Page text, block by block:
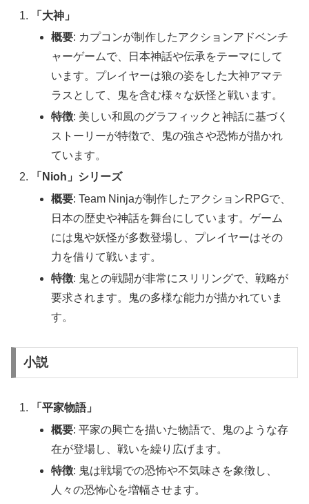
「大神」
概要: カプコンが制作したアクションアドベンチ
ャーゲームで、日本神話や伝承をテーマにして
います。プレイヤーは狼の姿をした大神アマテ
ラスとして、鬼を含む様々な妖怪と戦います。
特徴: 美しい和風のグラフィックと神話に基づく
ストーリーが特徴で、鬼の強さや恐怖が描かれ
ています。
「Nioh」シリーズ
概要: Team Ninjaが制作したアクションRPGで、
日本の歴史や神話を舞台にしています。ゲーム
には鬼や妖怪が多数登場し、プレイヤーはその
力を借りて戦います。
特徴: 鬼との戦闘が非常にスリリングで、戦略が
要求されます。鬼の多様な能力が描かれていま
す。
小説
「平家物語」
概要: 平家の興亡を描いた物語で、鬼のような存
在が登場し、戦いを繰り広げます。
特徴: 鬼は戦場での恐怖や不気味さを象徴し、
人々の恐怖心を増幅させます。